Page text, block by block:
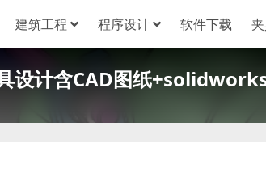
建筑工程 程序设计 软件下载
设计含CAD图纸